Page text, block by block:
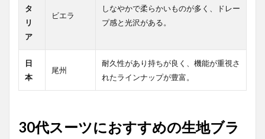
タ
リ
ア
ビエラ
しなやかで柔らかいものが多く、ドレー
プ感と光沢がある。
日
本
尾州
耐久性があり持ちが良く、機能が重視さ
れたラインナップが豊富。
30代スーツにおすすめの生地ブラ